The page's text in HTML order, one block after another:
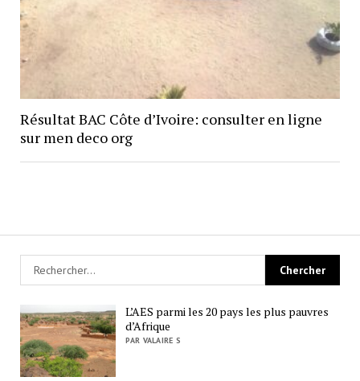
Résultat BAC Côte d’Ivoire: consulter en ligne
sur men deco org
L’AES parmi les 20 pays les plus pauvres
d’Afrique
PAR VALAIRE S